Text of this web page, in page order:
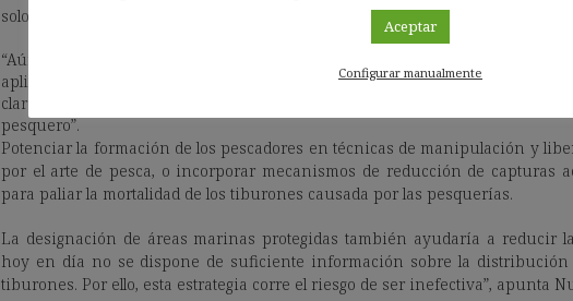
solo nos puede venir del sector pesquero”, explica Gazo.
“Aún no se ha encontrado una buena forma de evitar las capturas
aplicación de las políticas de cuotas o algunas modificaciones en las artes
claro es que la solución —cuando se encuentre— deberá surgir
pesquero”.
Potenciar la formación de los pescadores en técnicas de manipulación y
por el arte de pesca, o incorporar mecanismos de reducción de capturas
para paliar la mortalidad de los tiburones causada por las pesquerías.
La designación de áreas marinas protegidas también ayudaría a reducir
hoy en día no se dispone de suficiente información sobre la distribución
tiburones. Por ello, esta estrategia corre el riesgo de ser inefectiva”, apunta
Aceptar
Configurar manualmente